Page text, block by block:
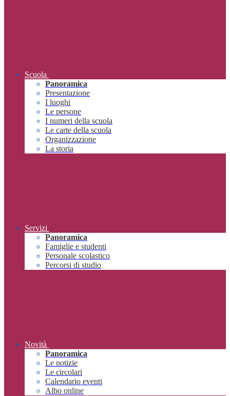
Scuola
Panoramica
Presentazione
I luoghi
Le persone
I numeri della scuola
Le carte della scuola
Organizzazione
La storia
Servizi
Panoramica
Famiglie e studenti
Personale scolastico
Percorsi di studio
Novità
Panoramica
Le notizie
Le circolari
Calendario eventi
Albo online